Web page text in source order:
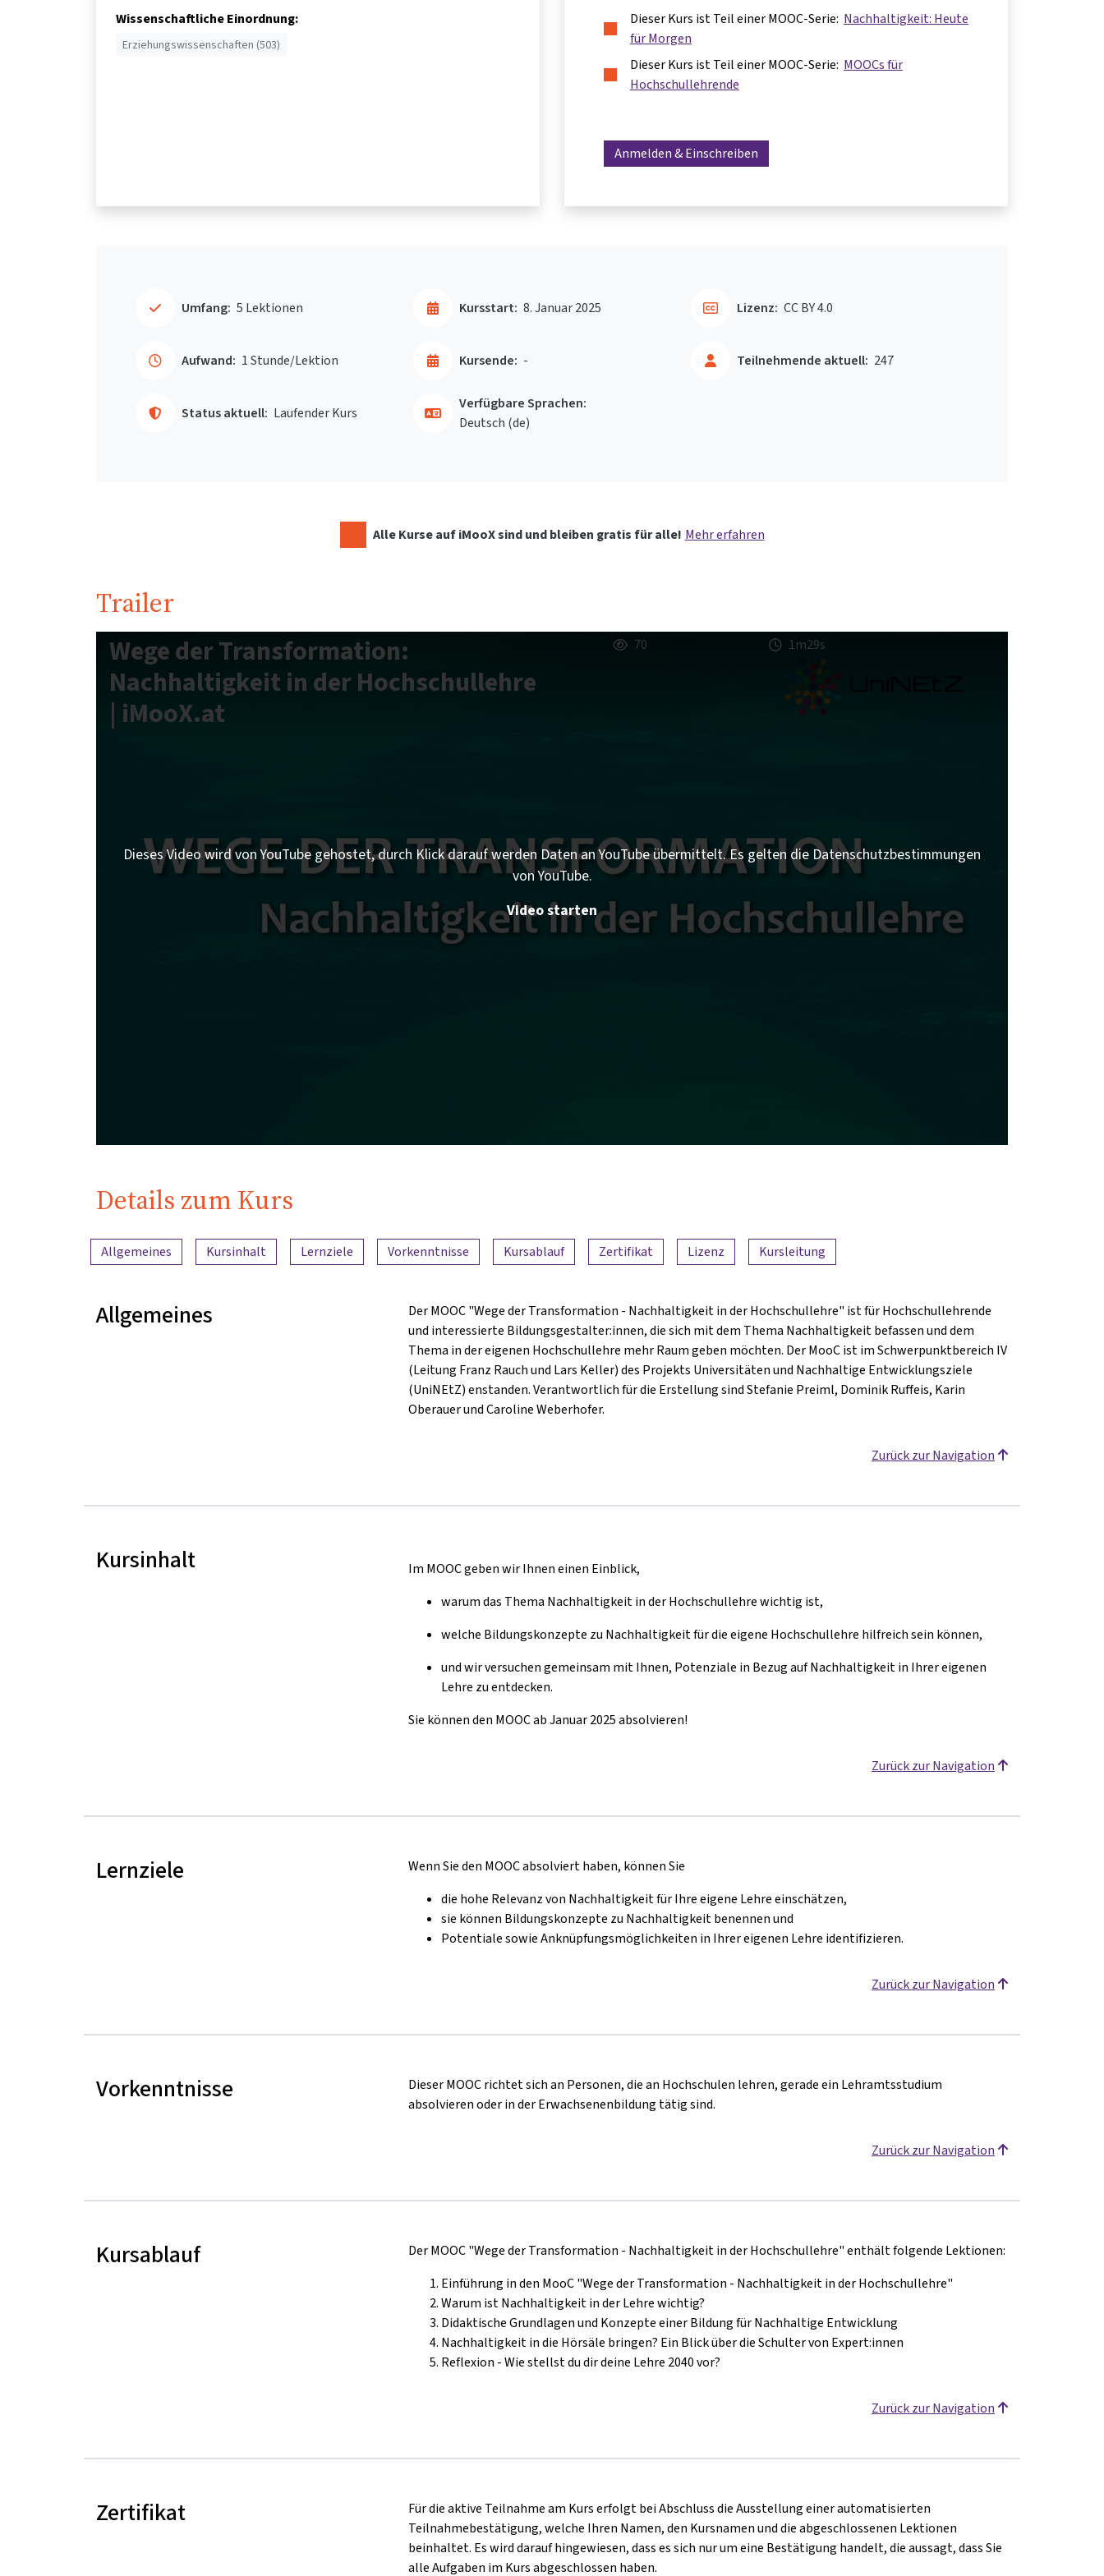
Wissenschaftliche Einordnung:
Erziehungswissenschaften (503)
Dieser Kurs ist Teil einer MOOC-Serie: Nachhaltigkeit: Heute
für Morgen
Dieser Kurs ist Teil einer MOOC-Serie: MOOCs für
Hochschullehrende
Anmelden & Einschreiben
Umfang: 5 Lektionen
Aufwand: 1 Stunde/Lektion
Kursstart: 8. Januar 2025
Kursende: -
Status aktuell: Laufender Kurs
Teilnehmende aktuell: 247
Lizenz: CC BY 4.0
Verfügbare Sprachen:
Deutsch ‎(de)‎
Alle Kurse auf iMooX sind und bleiben gratis für alle! Mehr erfahren
Trailer
Wege der Transformation:
Nachhaltigkeit in der Hochschullehre
| iMooX.at
70 1m29s
Dieses Video wird von YouTube gehostet, durch Klick darauf werden Daten an YouTube übermittelt. Es gelten die Datenschutzbestimmungen
von YouTube.
Video starten
Details zum Kurs
Inhaltsübersicht
Allgemeines Kursinhalt Lernziele Vorkenntnisse Kursablauf Zertifikat Lizenz Kursleitung
Allgemeines
Der MOOC "Wege der Transformation - Nachhaltigkeit in der Hochschullehre" ist für Hochschullehrende
und interessierte Bildungsgestalter:innen, die sich mit dem Thema Nachhaltigkeit befassen und dem
Thema in der eigenen Hochschullehre mehr Raum geben möchten. Der MooC ist im Schwerpunktbereich IV
(Leitung Franz Rauch und Lars Keller) des Projekts Universitäten und Nachhaltige Entwicklungsziele
(UniNEtZ) enstanden. Verantwortlich für die Erstellung sind Stefanie Preiml, Dominik Ruffeis, Karin
Oberauer und Caroline Weberhofer.
Zurück zur Navigation
Kursinhalt
Im MOOC geben wir Ihnen einen Einblick,
warum das Thema Nachhaltigkeit in der Hochschullehre wichtig ist,
welche Bildungskonzepte zu Nachhaltigkeit für die eigene Hochschullehre hilfreich sein können,
und wir versuchen gemeinsam mit Ihnen, Potenziale in Bezug auf Nachhaltigkeit in Ihrer eigenen
Lehre zu entdecken.
Sie können den MOOC ab Januar 2025 absolvieren!
Zurück zur Navigation
Lernziele
Wenn Sie den MOOC absolviert haben, können Sie
die hohe Relevanz von Nachhaltigkeit für Ihre eigene Lehre einschätzen,
sie können Bildungskonzepte zu Nachhaltigkeit benennen und
Potentiale sowie Anknüpfungsmöglichkeiten in Ihrer eigenen Lehre identifizieren.
Zurück zur Navigation
Vorkenntnisse
Dieser MOOC richtet sich an Personen, die an Hochschulen lehren, gerade ein Lehramtsstudium
absolvieren oder in der Erwachsenenbildung tätig sind.
Zurück zur Navigation
Kursablauf
Der MOOC "Wege der Transformation - Nachhaltigkeit in der Hochschullehre" enthält folgende Lektionen:
Einführung in den MooC "Wege der Transformation - Nachhaltigkeit in der Hochschullehre"
Warum ist Nachhaltigkeit in der Lehre wichtig?
Didaktische Grundlagen und Konzepte einer Bildung für Nachhaltige Entwicklung
Nachhaltigkeit in die Hörsäle bringen? Ein Blick über die Schulter von Expert:innen
Reflexion - Wie stellst du dir deine Lehre 2040 vor?
Zurück zur Navigation
Zertifikat
Für die aktive Teilnahme am Kurs erfolgt bei Abschluss die Ausstellung einer automatisierten
Teilnahmebestätigung, welche Ihren Namen, den Kursnamen und die abgeschlossenen Lektionen
beinhaltet. Es wird darauf hingewiesen, dass es sich nur um eine Bestätigung handelt, die aussagt, dass Sie
alle Aufgaben im Kurs abgeschlossen haben.